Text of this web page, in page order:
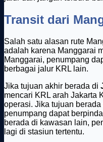
Transit dari
Salah satu alasan rute
adalah karena Manggarai
Manggarai, penumpang
berbagai jalur KRL lain.
Jika tujuan akhir berada di
mencari KRL arah Jakarta
operasi. Jika tujuan berada
penumpang dapat
berada di kawasan lain,
lagi di stasiun tertentu.